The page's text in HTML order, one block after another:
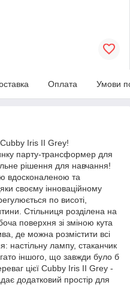
Оплата Умови
Iris II Grey!
парту-трансформер для
рішення для навчання!
вдосконаленою та
своєму інноваційному
по висоті,
Стільниця розділена на
поверхня зі зміною кута
де можна розмістити всі
настільну лампу, стаканчик
іншого, що завжди було б
цієї Cubby Iris II Grey -
додатковий простір для